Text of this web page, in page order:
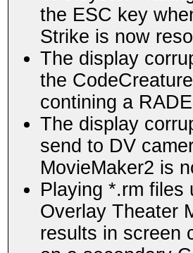
the ESC key
Strike is now
The display
the
contining a
The display
send to DV
MovieMaker2 is
Playing *.rm files
Overlay Theater
results in screen